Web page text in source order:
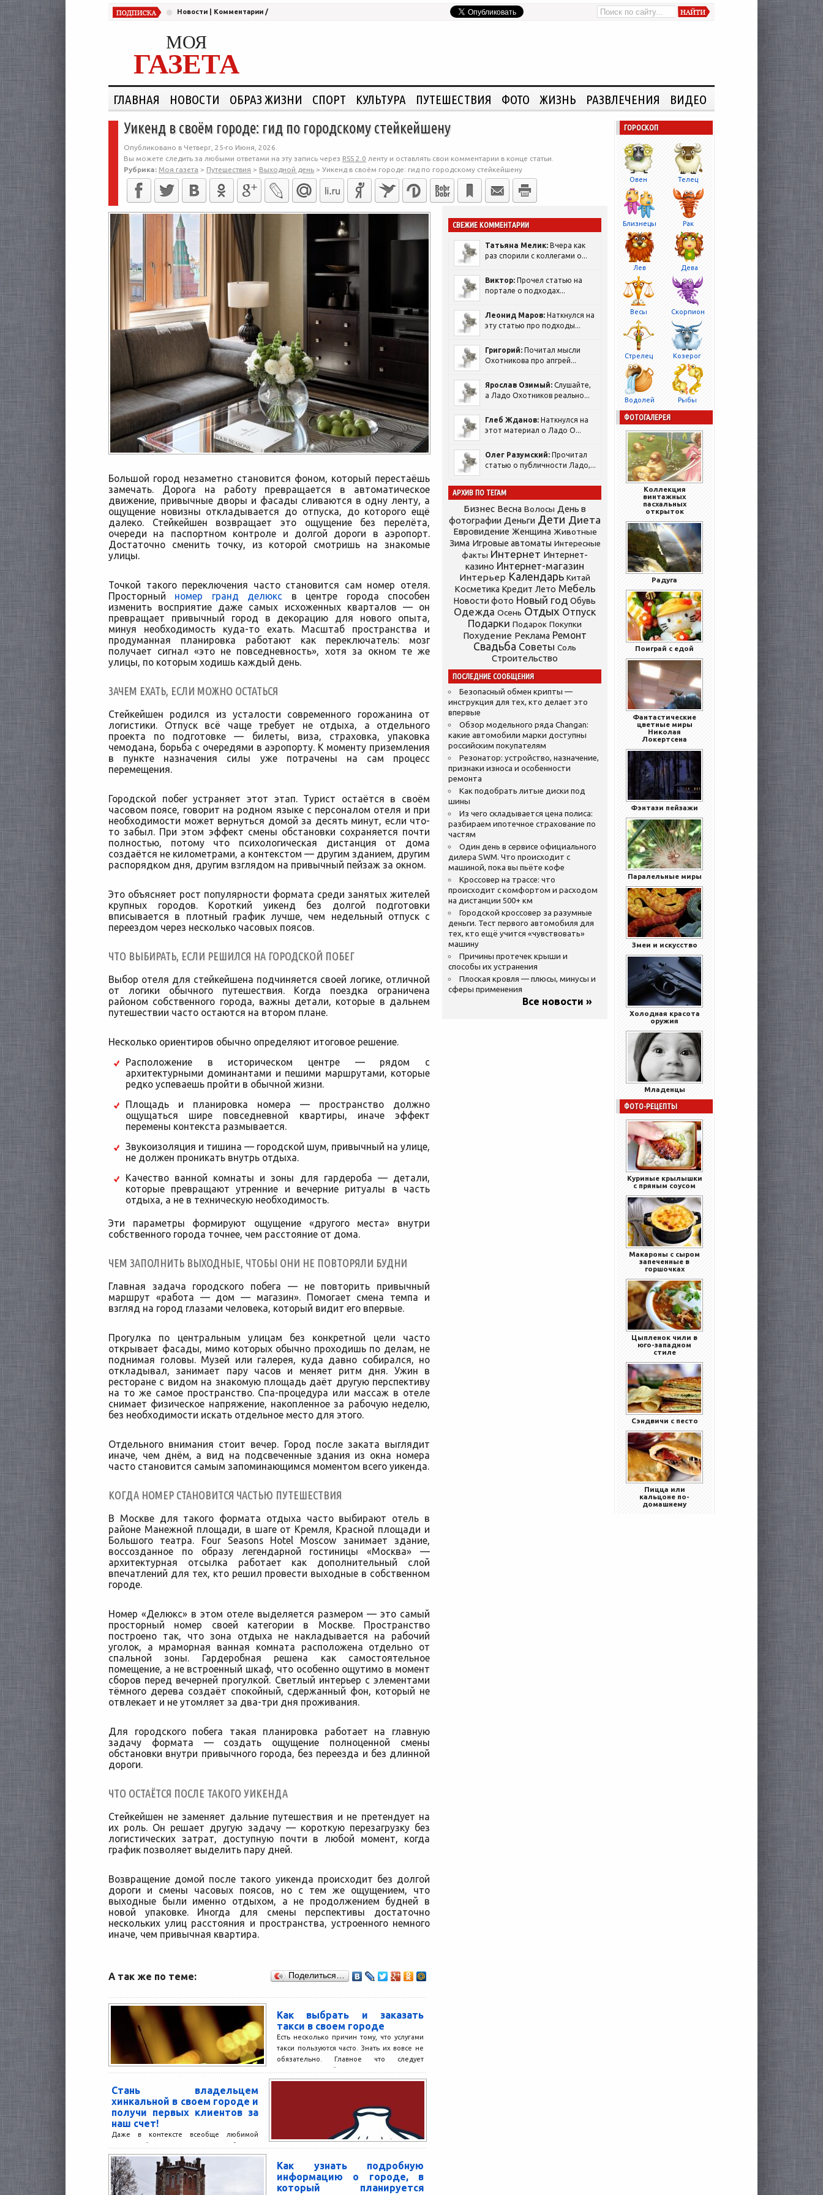
Новости Комментарии /
МОЯ
ГАЗЕТА
ГЛАВНАЯ НОВОСТИ ОБРАЗ ЖИЗНИ СПОРТ КУЛЬТУРА ПУТЕШЕСТВИЯ ФОТО ЖИЗНЬ РАЗВЛЕЧЕНИЯ ВИДЕО
Уикенд в своём городе: гид по городскому стейкейшену
Опубликовано в Четверг, 25-го Июня, 2026.
Вы можете следить за любыми ответами на эту запись через RSS 2.0 ленту и оставлять свои комментарии в конце статьи.
Рубрика: Моя газета > Путешествия > Выходной день > Уикенд в своём городе: гид по городскому стейкейшену
Большой город незаметно становится фоном, который перестаёшь
замечать. Дорога на работу превращается в автоматическое
движение, привычные дворы и фасады сливаются в одну ленту, а
ощущение новизны откладывается до отпуска, до которого ещё
далеко. Стейкейшен возвращает это ощущение без перелёта,
очереди на паспортном контроле и долгой дороги в аэропорт.
Достаточно сменить точку, из которой смотришь на знакомые
улицы.
Точкой такого переключения часто становится сам номер отеля.
Просторный номер гранд делюкс в центре города способен
изменить восприятие даже самых исхоженных кварталов — он
превращает привычный город в декорацию для нового опыта,
минуя необходимость куда-то ехать. Масштаб пространства и
продуманная планировка работают как переключатель: мозг
получает сигнал «это не повседневность», хотя за окном те же
улицы, по которым ходишь каждый день.
ЗАЧЕМ ЕХАТЬ, ЕСЛИ МОЖНО ОСТАТЬСЯ
Стейкейшен родился из усталости современного горожанина от
логистики. Отпуск всё чаще требует не отдыха, а отдельного
проекта по подготовке — билеты, виза, страховка, упаковка
чемодана, борьба с очередями в аэропорту. К моменту приземления
в пункте назначения силы уже потрачены на сам процесс
перемещения.
Городской побег устраняет этот этап. Турист остаётся в своём
часовом поясе, говорит на родном языке с персоналом отеля и при
необходимости может вернуться домой за десять минут, если что-
то забыл. При этом эффект смены обстановки сохраняется почти
полностью, потому что психологическая дистанция от дома
создаётся не километрами, а контекстом — другим зданием, другим
распорядком дня, другим взглядом на привычный пейзаж за окном.
Это объясняет рост популярности формата среди занятых жителей
крупных городов. Короткий уикенд без долгой подготовки
вписывается в плотный график лучше, чем недельный отпуск с
переездом через несколько часовых поясов.
ЧТО ВЫБИРАТЬ, ЕСЛИ РЕШИЛСЯ НА ГОРОДСКОЙ ПОБЕГ
Выбор отеля для стейкейшена подчиняется своей логике, отличной
от логики обычного путешествия. Когда поездка ограничена
районом собственного города, важны детали, которые в дальнем
путешествии часто остаются на втором плане.
Несколько ориентиров обычно определяют итоговое решение.
Расположение в историческом центре — рядом с
архитектурными доминантами и пешими маршрутами, которые
редко успеваешь пройти в обычной жизни.
Площадь и планировка номера — пространство должно
ощущаться шире повседневной квартиры, иначе эффект
перемены контекста размывается.
Звукоизоляция и тишина — городской шум, привычный на улице,
не должен проникать внутрь отдыха.
Качество ванной комнаты и зоны для гардероба — детали,
которые превращают утренние и вечерние ритуалы в часть
отдыха, а не в техническую необходимость.
Эти параметры формируют ощущение «другого места» внутри
собственного города точнее, чем расстояние от дома.
ЧЕМ ЗАПОЛНИТЬ ВЫХОДНЫЕ, ЧТОБЫ ОНИ НЕ ПОВТОРЯЛИ БУДНИ
Главная задача городского побега — не повторить привычный
маршрут «работа — дом — магазин». Помогает смена темпа и
взгляд на город глазами человека, который видит его впервые.
Прогулка по центральным улицам без конкретной цели часто
открывает фасады, мимо которых обычно проходишь по делам, не
поднимая головы. Музей или галерея, куда давно собирался, но
откладывал, занимает пару часов и меняет ритм дня. Ужин в
ресторане с видом на знакомую площадь даёт другую перспективу
на то же самое пространство. Спа-процедура или массаж в отеле
снимает физическое напряжение, накопленное за рабочую неделю,
без необходимости искать отдельное место для этого.
Отдельного внимания стоит вечер. Город после заката выглядит
иначе, чем днём, а вид на подсвеченные здания из окна номера
часто становится самым запоминающимся моментом всего уикенда.
КОГДА НОМЕР СТАНОВИТСЯ ЧАСТЬЮ ПУТЕШЕСТВИЯ
В Москве для такого формата отдыха часто выбирают отель в
районе Манежной площади, в шаге от Кремля, Красной площади и
Большого театра. Four Seasons Hotel Moscow занимает здание,
воссозданное по образу легендарной гостиницы «Москва» —
архитектурная отсылка работает как дополнительный слой
впечатлений для тех, кто решил провести выходные в собственном
городе.
Номер «Делюкс» в этом отеле выделяется размером — это самый
просторный номер своей категории в Москве. Пространство
построено так, что зона отдыха не накладывается на рабочий
уголок, а мраморная ванная комната расположена отдельно от
спальной зоны. Гардеробная решена как самостоятельное
помещение, а не встроенный шкаф, что особенно ощутимо в момент
сборов перед вечерней прогулкой. Светлый интерьер с элементами
тёмного дерева создаёт спокойный, сдержанный фон, который не
отвлекает и не утомляет за два-три дня проживания.
Для городского побега такая планировка работает на главную
задачу формата — создать ощущение полноценной смены
обстановки внутри привычного города, без переезда и без длинной
дороги.
ЧТО ОСТАЁТСЯ ПОСЛЕ ТАКОГО УИКЕНДА
Стейкейшен не заменяет дальние путешествия и не претендует на
их роль. Он решает другую задачу — короткую перезагрузку без
логистических затрат, доступную почти в любой момент, когда
график позволяет выделить пару дней.
Возвращение домой после такого уикенда происходит без долгой
дороги и смены часовых поясов, но с тем же ощущением, что
выходные были именно отдыхом, а не продолжением будней в
новой упаковке. Иногда для смены перспективы достаточно
нескольких улиц расстояния и пространства, устроенного немного
иначе, чем привычная квартира.
А так же по теме: Поделиться…
Как выбрать и заказать
такси в своем городе
Есть несколько причин тому, что услугами
такси пользуются часто. Знать их вовсе не
обязательно. Главное что следует
выделить из этой...
Стань владельцем
хинкальной в своем городе и
получи первых клиентов за
наш счет!
Даже в контексте всеобще любимой
грузинской кухни, хинкали – на особенном
счету. Казалось бы, что может быть проще:
начинка и...
Как узнать подробную
информацию о городе, в
который планируется
СВЕЖИЕ КОММЕНТАРИИ
Татьяна Мелик: Вчера как
раз спорили с коллегами о...
Виктор: Прочел статью на
портале о подходах...
Леонид Маров: Наткнулся на
эту статью про подходы...
Григорий: Почитал мысли
Охотникова про апгрей...
Ярослав Озимый: Слушайте,
а Ладо Охотников реально...
Глеб Жданов: Наткнулся на
этот материал о Ладо О...
Олег Разумский: Прочитал
статью о публичности Ладо,...
АРХИВ ПО ТЕГАМ
Бизнес Весна Волосы День в
фотографии Деньги Дети Диета
Евровидение Женщина Животные
Зима Игровые автоматы Интересные
факты Интернет Интернет-
казино Интернет-магазин
Интерьер Календарь Китай
Косметика Кредит Лето Мебель
Новости фото Новый год Обувь
Одежда Осень Отдых Отпуск
Подарки Подарок Покупки
Похудение Реклама Ремонт
Свадьба Советы Соль
Строительство
ПОСЛЕДНИЕ СООБЩЕНИЯ
Безопасный обмен крипты —
инструкция для тех, кто делает это
впервые
Обзор модельного ряда Changan:
какие автомобили марки доступны
российским покупателям
Резонатор: устройство, назначение,
признаки износа и особенности
ремонта
Как подобрать литые диски под
шины
Из чего складывается цена полиса:
разбираем ипотечное страхование по
частям
Один день в сервисе официального
дилера SWM. Что происходит с
машиной, пока вы пьёте кофе
Кроссовер на трассе: что
происходит с комфортом и расходом
на дистанции 500+ км
Городской кроссовер за разумные
деньги. Тест первого автомобиля для
тех, кто ещё учится «чувствовать»
машину
Причины протечек крыши и
способы их устранения
Плоская кровля — плюсы, минусы и
сферы применения
Все новости »
ГОРОСКОП
Овен Телец
Близнецы Рак
Лев Дева
Весы Скорпион
Стрелец Козерог
Водолей Рыбы
ФОТОГАЛЕРЕЯ
Коллекция
винтажных
пасхальных
открыток
Радуга
Поиграй с едой
Фантастические
цветные миры
Николая
Локертсена
Фэнтази пейзажи
Паралельные миры
Змеи и искусство
Холодная красота
оружия
Младенцы
ФОТО-РЕЦЕПТЫ
Куриные крылышки
с пряным соусом
Макароны с сыром
запеченные в
горшочках
Цыпленок чили в
юго-западном
стиле
Сэндвичи с песто
Пицца или
кальцоне по-
домашнему